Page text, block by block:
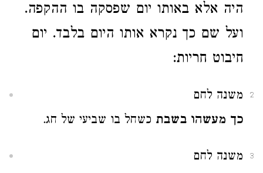
היה אלא באותו יום שפסקה בו ההקפה.
ועל שם כך נקרא אותו היום בלבד. יום
חיבוט חריות:
2
משנה לחם
כך מעשהו בשבת כשחל בו שביעי של חג.
3
משנה לחם